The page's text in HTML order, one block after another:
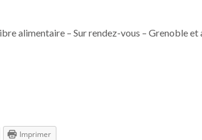
alimentaire – Sur rendez-vous – Grenoble
Imprimer